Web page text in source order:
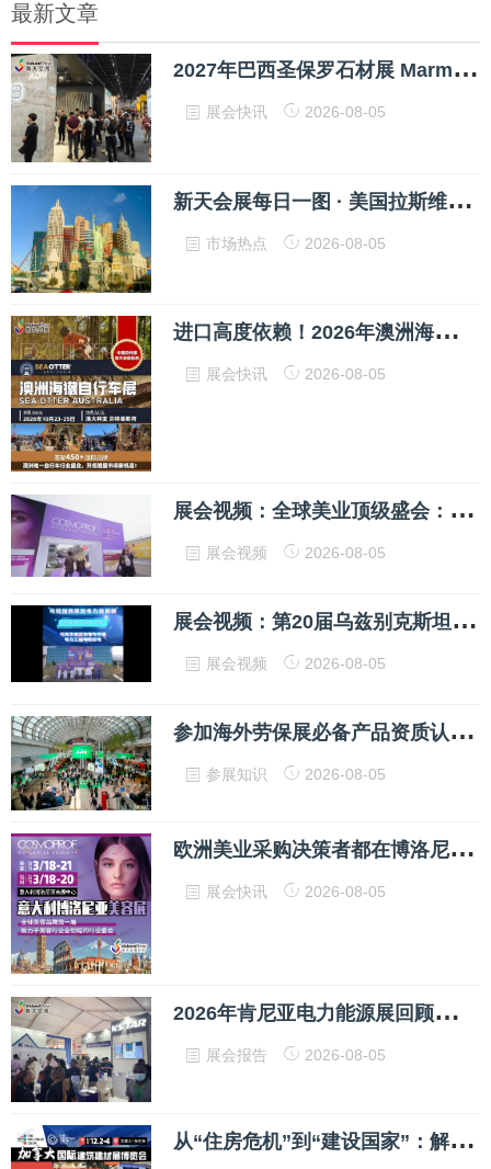
最新文章
2
027年巴西圣保罗石材展 Marmomac Brazil 预定通道开启！
展会快讯 2026-08-05
新
天会展每日一图 · 美国拉斯维加斯纽约纽约酒店
市场热点 2026-08-05
进
口高度依赖！2026年澳洲海獭自行车展Sea Otter Australia，把握南半球增量机遇
展会快讯 2026-08-05
展
会视频：全球美业顶级盛会：2027年意大利博洛尼亚美容展 Cosmoprof 招展启动！
展会视频 2026-08-05
展
会视频：第20届乌兹别克斯坦电力能源展UZENERGYEXPO，不容错过！
展会视频 2026-08-05
参
加海外劳保展必备产品资质认证有哪些
参展知识 2026-08-05
欧
洲美业采购决策者都在博洛尼亚等你：2027年意大利美容展招展启动！
展会快讯 2026-08-05
2
026年肯尼亚电力能源展回顾：新天国际会展助力中国企业深耕东非蓝海
展会报告 2026-08-05
从
“住房危机”到“建设国家”：解码加拿大万亿基建市场，中国供应链的机会在哪？